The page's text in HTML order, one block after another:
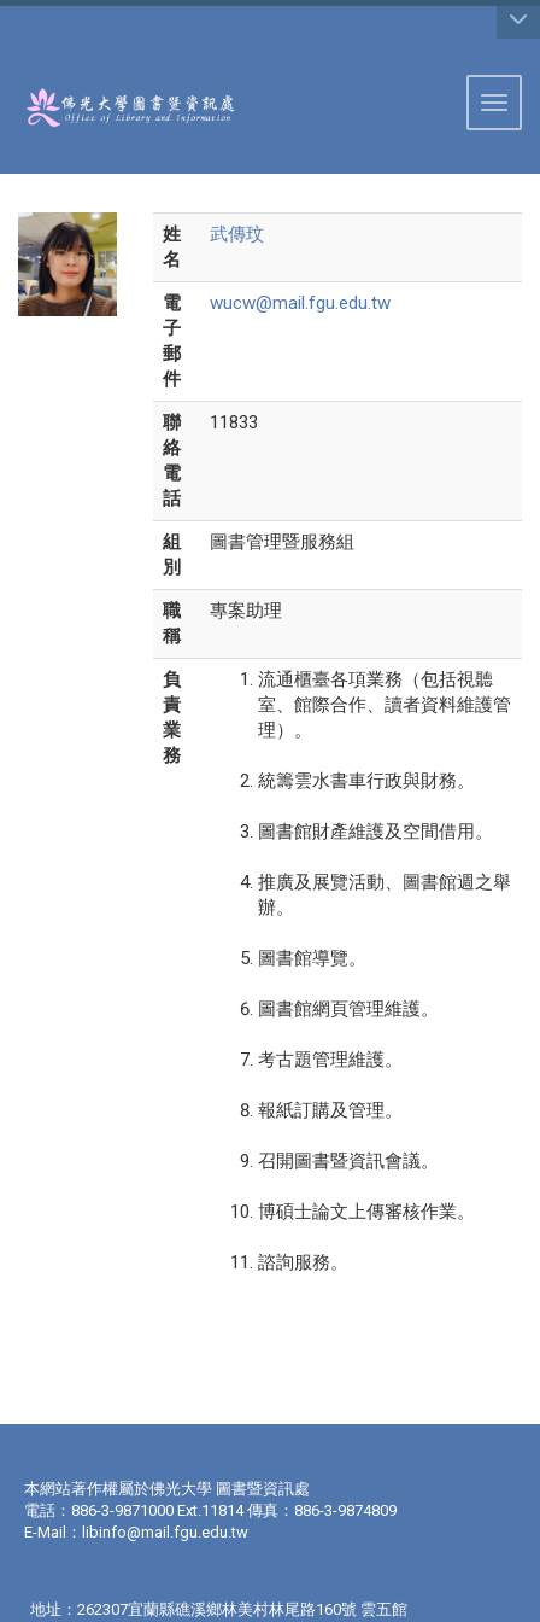
姓
名
武傳玟
電
子
郵
件
wucw@mail.fgu.edu.tw
聯
絡
電
話
11833
組
別
圖書管理暨服務組
職
稱
專案助理
負
責
業
務
流通櫃臺各項業務（包括視聽
室、館際合作、讀者資料維護管
理）。
統籌雲水書車行政與財務。
圖書館財產維護及空間借用。
推廣及展覽活動、圖書館週之舉
辦。
圖書館導覽。
圖書館網頁管理維護。
考古題管理維護。
報紙訂購及管理。
召開圖書暨資訊會議。
博碩士論文上傳審核作業。
諮詢服務。
本網站著作權屬於佛光大學 圖書暨資訊處
電話：886-3-9871000 Ext.11814 傳真：886-3-9874809
E-Mail： libinfo@mail.fgu.edu.tw
地址：262307宜蘭縣礁溪鄉林美村林尾路160號 雲五館